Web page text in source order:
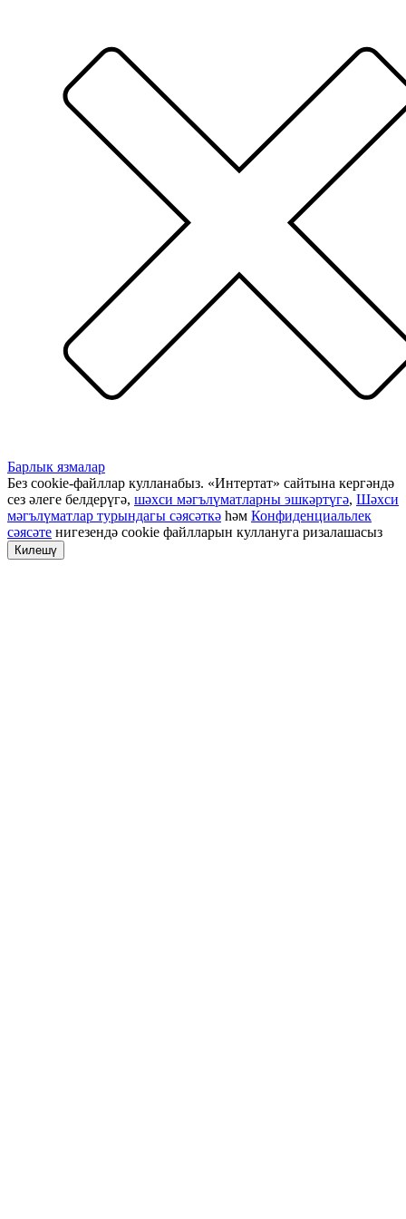
Барлык язмалар
Без cookie-файллар кулланабыз. «Интертат» сайтына кергәндә
сез әлеге белдерүгә, шәхси мәгълүматларны эшкәртүгә, Шәхси
мәгълүматлар турындагы сәясәткә һәм Конфиденциальлек
сәясәте нигезендә cookie файлларын куллануга ризалашасыз
Килешү